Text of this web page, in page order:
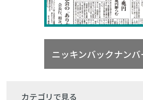
ニッキンバックナンバ
カテゴリで見る